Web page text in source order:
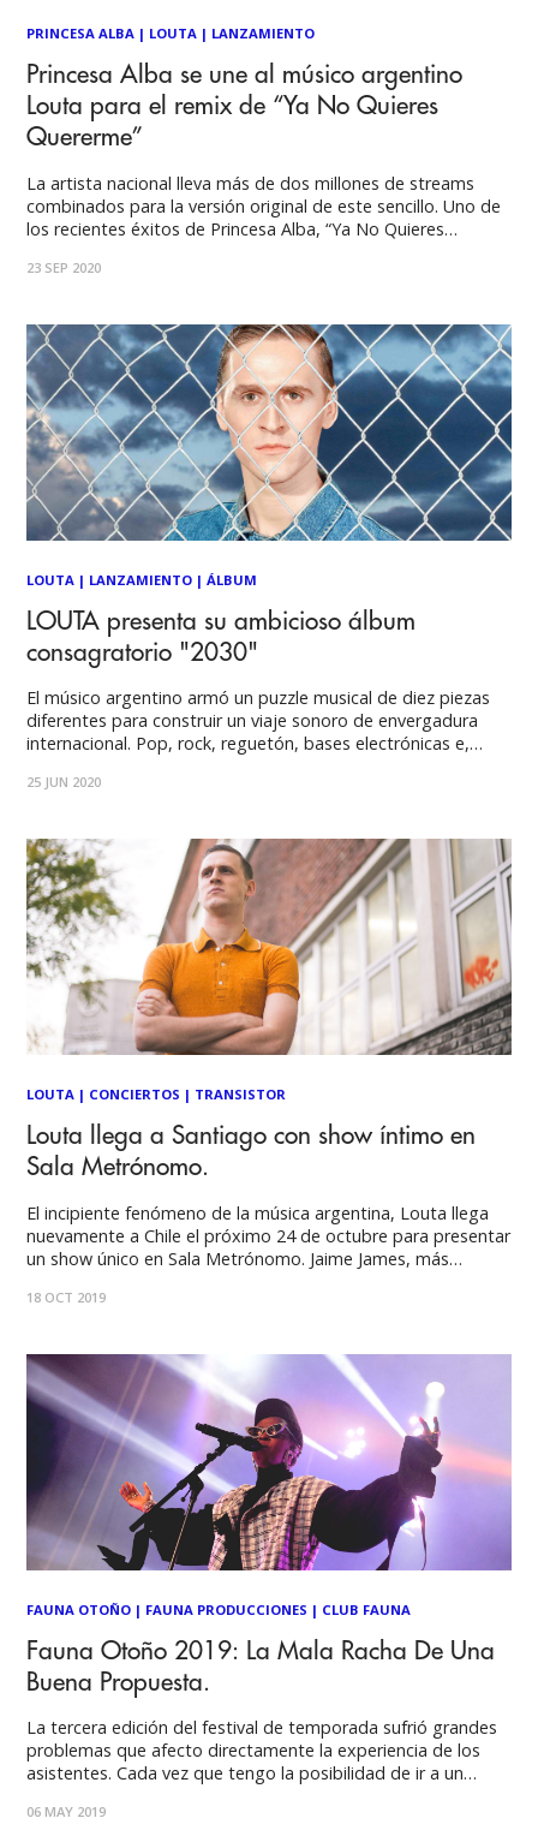
PRINCESA ALBA | LOUTA | LANZAMIENTO
Princesa Alba se une al músico argentino
Louta para el remix de “Ya No Quieres
Quererme”
La artista nacional lleva más de dos millones de streams
combinados para la versión original de este sencillo. Uno de
los recientes éxitos de Princesa Alba, “Ya No Quieres
julio de la mano de un gran videoclip animado a cargo
23 SEP 2020
LOUTA | LANZAMIENTO |ÁLBUM
LOUTA presenta su ambicioso álbum
consagratorio "2030"
El músico argentino armó un puzzle musical de diez piezas
diferentes para construir un viaje sonoro de envergadura
internacional. Pop, rock, reguetón, bases electrónicas e,
“2030”, el tercer y esperado álbum del músico argentino
25 JUN 2020
LOUTA | CONCIERTOS | TRANSISTOR
Louta llega a Santiago con show íntimo en
Sala Metrónomo.
El incipiente fenómeno de la música argentina, Louta llega
nuevamente a Chile el próximo 24 de octubre para presentar
un show único en Sala Metrónomo. Jaime James, más
remecer los límites del trap, el indie, lo electro y el pop
18 OCT 2019
FAUNA OTOÑO | FAUNA PRODUCCIONES | CLUB FAUNA
Fauna Otoño 2019: La Mala Racha De Una
Buena Propuesta.
La tercera edición del festival de temporada sufrió grandes
problemas que afecto directamente la experiencia de los
asistentes. Cada vez que tengo la posibilidad de ir a un
mantengo una ansiedad por la espera desde el momento en
06 MAY 2019